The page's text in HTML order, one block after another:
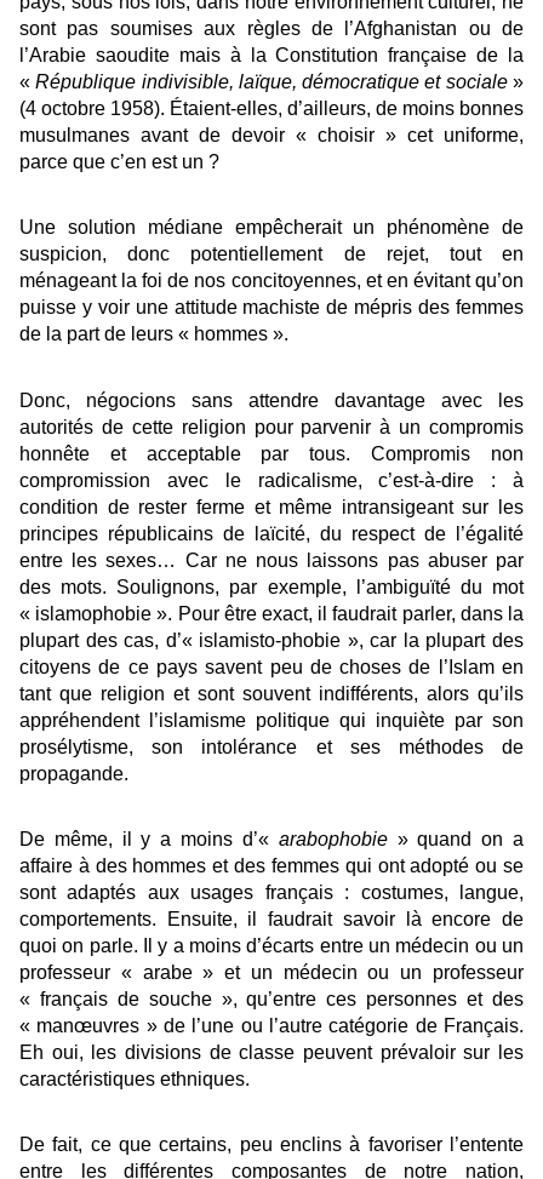
sont pas soumises aux règles de l’Afghanistan ou de
l’Arabie saoudite mais à la Constitution française de la
«République indivisible, laïque, démocratique et sociale»
(4 octobre 1958). Étaient-elles, d’ailleurs, de moins bonnes
musulmanes avant de devoir « choisir » cet uniforme,
parce que c’en est un ?
Une solution médiane empêcherait un phénomène de
suspicion, donc potentiellement de rejet, tout en
ménageant la foi de nos concitoyennes, et en évitant qu’on
puisse y voir une attitude machiste de mépris des femmes
de la part de leurs « hommes ».
Donc, négocions sans attendre davantage avec les
autorités de cette religion pour parvenir à un compromis
honnête et acceptable par tous. Compromis non
compromission avec le radicalisme, c’est-à-dire : à
condition de rester ferme et même intransigeant sur les
principes républicains de laïcité, du respect de l’égalité
entre les sexes… Car ne nous laissons pas abuser par
des mots. Soulignons, par exemple, l’ambiguïté du mot
« islamophobie ». Pour être exact, il faudrait parler, dans la
plupart des cas, d’« islamisto-phobie », car la plupart des
citoyens de ce pays savent peu de choses de l’Islam en
tant que religion et sont souvent indifférents, alors qu’ils
appréhendent l’islamisme politique qui inquiète par son
prosélytisme, son intolérance et ses méthodes de
propagande.
De même, il y a moins d’« arabophobie » quand on a
affaire à des hommes et des femmes qui ont adopté ou se
sont adaptés aux usages français : costumes, langue,
comportements. Ensuite, il faudrait savoir là encore de
quoi on parle. Il y a moins d’écarts entre un médecin ou un
professeur « arabe » et un médecin ou un professeur
« français de souche », qu’entre ces personnes et des
« manœuvres » de l’une ou l’autre catégorie de Français.
Eh oui, les divisions de classe peuvent prévaloir sur les
caractéristiques ethniques.
De fait, ce que certains, peu enclins à favoriser l’entente
entre les différentes composantes de notre nation,